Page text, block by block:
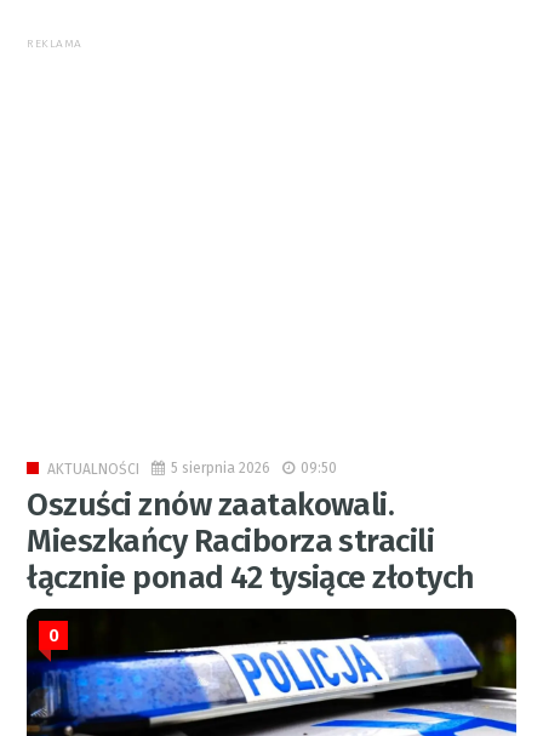
REKLAMA
AKTUALNOŚCI 5 sierpnia 2026 09:50
Oszuści znów zaatakowali.
Mieszkańcy Raciborza stracili
łącznie ponad 42 tysiące złotych
0